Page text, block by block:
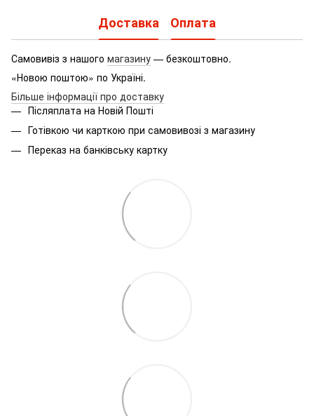
Доставка Оплата
Самовивіз з нашого магазину — безкоштовно.
«Новою поштою» по Україні.
Більше інформації про доставку
Післяплата на Новій Пошті
Готівкою чи карткою при самовивозі з магазину
Переказ на банківську картку